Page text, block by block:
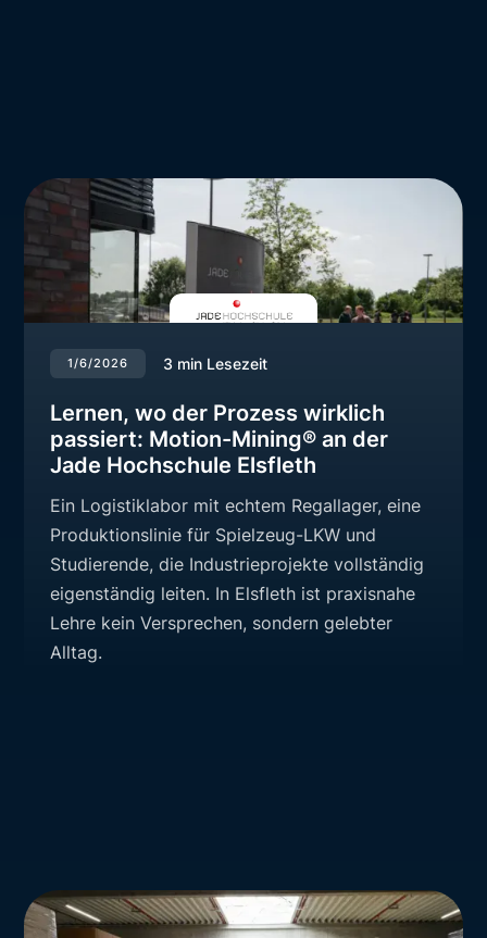
1/6/2026 3 min Lesezeit
Lernen, wo der Prozess wirklich
passiert: Motion-Mining® an der
Jade Hochschule Elsfleth
Ein Logistiklabor mit echtem Regallager, eine
Produktionslinie für Spielzeug-LKW und
Studierende, die Industrieprojekte vollständig
eigenständig leiten. In Elsfleth ist praxisnahe
Lehre kein Versprechen, sondern gelebter
Alltag.